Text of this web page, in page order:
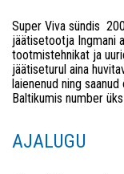
Super Viva sündis
jäätisetootja Ingmani
tootmistehnikat ja
jäätiseturul aina
laienenud ning
Baltikumis number
AJALUGU